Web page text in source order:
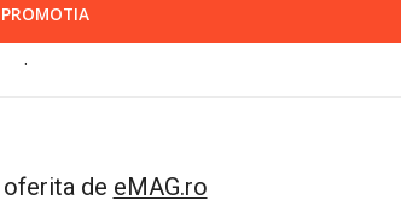
.
de eMAG.ro